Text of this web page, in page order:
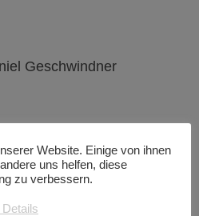
Geschwindner
Website. Einige von ihnen
uns helfen, diese
zu verbessern.